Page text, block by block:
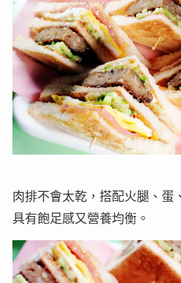
肉排不會太乾，搭配火腿、蛋
具有飽足感又營養均衡。